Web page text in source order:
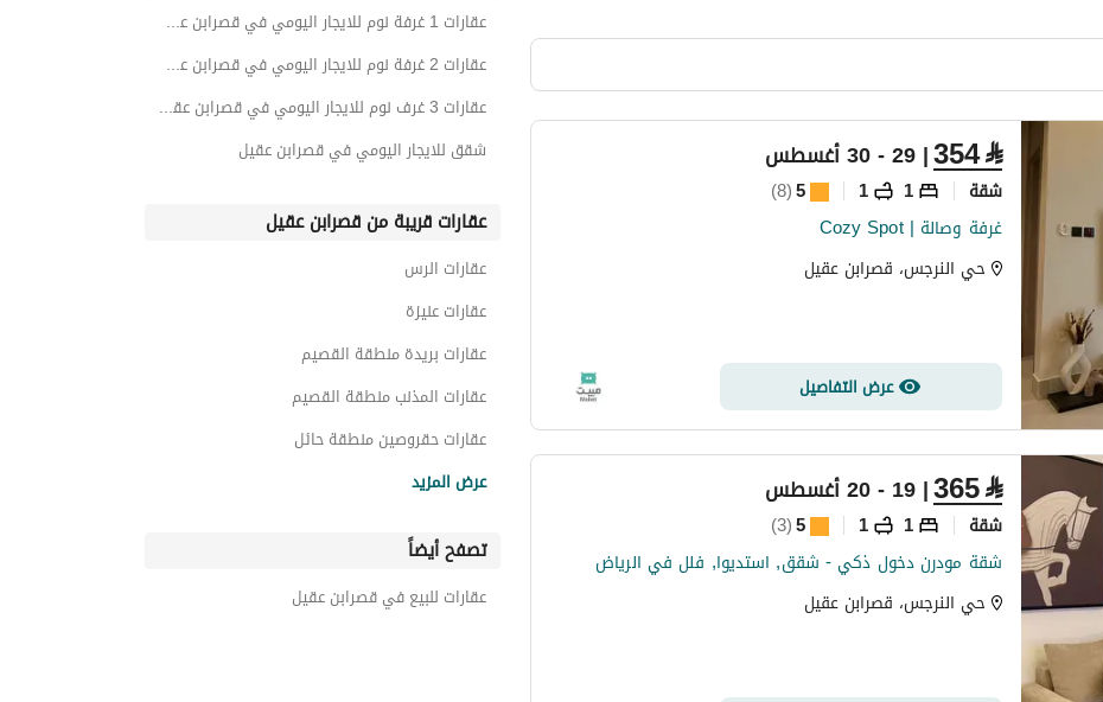
⃁
354| 29 - 30 أغسطس
شقة 1
1
5
(
8
)
Cozy Spot | غرفة وصالة
حي النرجس، قصرابن عقيل
عرض التفاصيل
⃁
365| 19 - 20 أغسطس
شقة 1
1
5
(
3
)
شقة مودرن دخول ذكي - شقق, استديوا, فلل في الرياض
حي النرجس، قصرابن عقيل
عقارات 1 غرفة نوم للايجار اليومي في قصرابن عقيل
عقارات 2 غرفة نوم للايجار اليومي في قصرابن عقيل
عقارات 3 غرف نوم للايجار اليومي في قصرابن عقيل
شقق للايجار اليومي في قصرابن عقيل
عقارات قريبة من قصرابن عقيل
عقارات الرس
عقارات عنيزة
عقارات بريدة منطقة القصيم
عقارات المذنب منطقة القصيم
عقارات حقروصين منطقة حائل
عقارات ضرما
عقارات حفر الباطن
عرض المزيد
تصفح أيضاً
عقارات للبيع في قصرابن عقيل